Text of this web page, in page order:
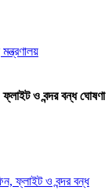
ও বন্দর বন্ধ ঘোষণা